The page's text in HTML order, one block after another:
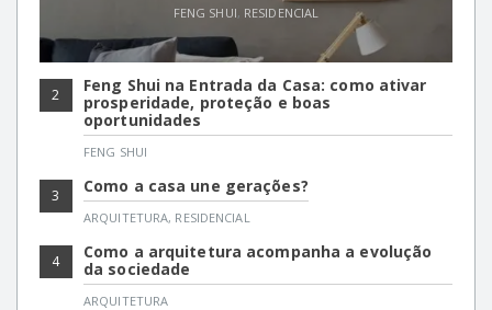
FENG SHUI, RESIDENCIAL
2
Feng Shui na Entrada da Casa: como ativar
prosperidade, proteção e boas
oportunidades
FENG SHUI
3 Como a casa une gerações?
ARQUITETURA, RESIDENCIAL
4
Como a arquitetura acompanha a evolução
da sociedade
ARQUITETURA